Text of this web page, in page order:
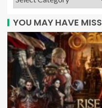
YOU MAY HAVE